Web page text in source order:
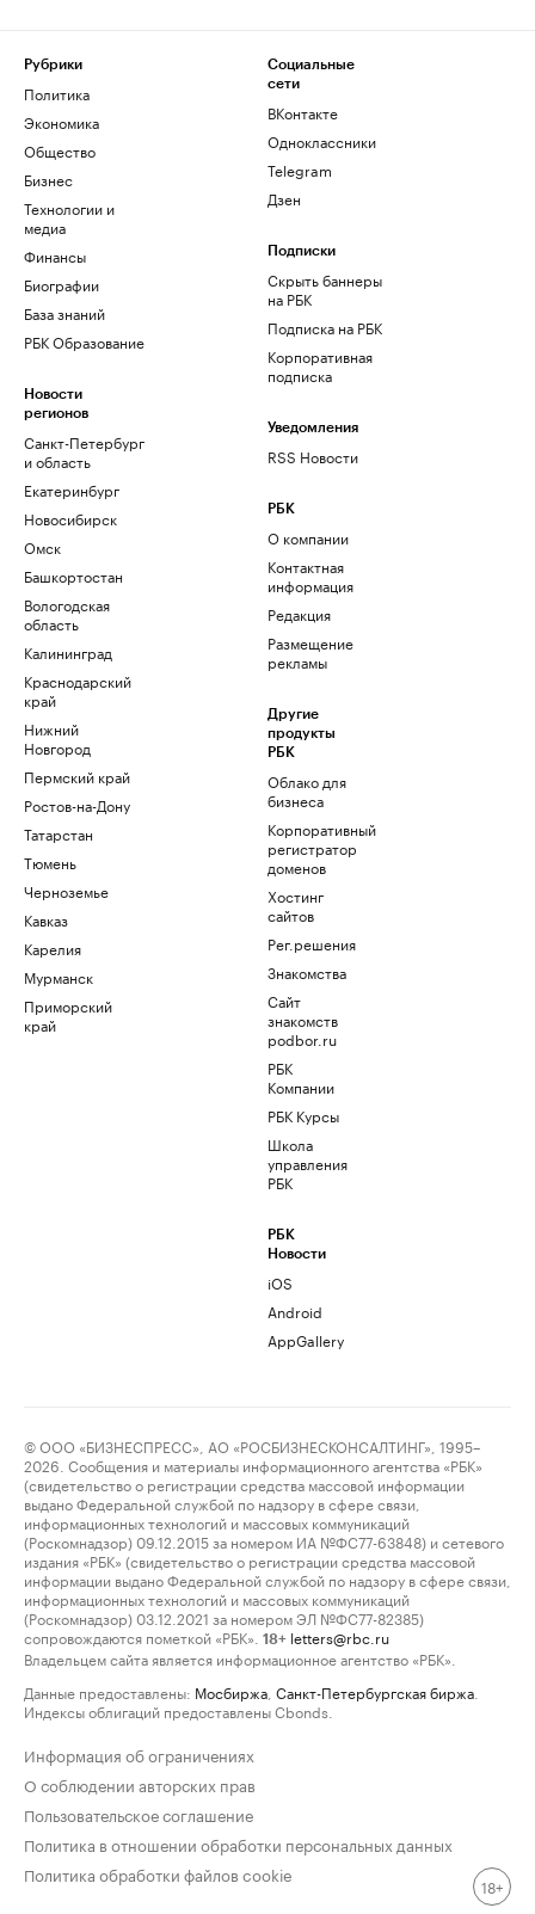
Рубрики
Политика
Экономика
Общество
Бизнес
Технологии и
медиа
Финансы
Биографии
База знаний
РБК Образование
Новости
регионов
Санкт-Петербург
и область
Екатеринбург
Новосибирск
Омск
Башкортостан
Вологодская
область
Калининград
Краснодарский
край
Нижний
Новгород
Пермский край
Ростов-на-Дону
Татарстан
Тюмень
Черноземье
Кавказ
Карелия
Мурманск
Приморский
край
Социальные
сети
ВКонтакте
Одноклассники
Telegram
Дзен
Подписки
Скрыть баннеры
на РБК
Подписка на РБК
Корпоративная
подписка
Уведомления
RSS Новости
РБК
О компании
Контактная
информация
Редакция
Размещение
рекламы
Другие
продукты
РБК
Облако для
бизнеса
Корпоративный
регистратор
доменов
Хостинг
сайтов
Рег.решения
Знакомства
Сайт
знакомств
podbor.ru
РБК
Компании
РБК Курсы
Школа
управления
РБК
РБК
Новости
iOS
Android
AppGallery
© ООО «БИЗНЕСПРЕСС», АО «РОСБИЗНЕСКОНСАЛТИНГ», 1995–
2026. Сообщения и материалы информационного агентства «РБК»
(свидетельство о регистрации средства массовой информации
выдано Федеральной службой по надзору в сфере связи,
информационных технологий и массовых коммуникаций
(Роскомнадзор) 09.12.2015 за номером ИА №ФС77-63848) и сетевого
издания «РБК» (свидетельство о регистрации средства массовой
информации выдано Федеральной службой по надзору в сфере связи,
информационных технологий и массовых коммуникаций
(Роскомнадзор) 03.12.2021 за номером ЭЛ №ФС77-82385)
сопровождаются пометкой «РБК».
18+ letters@rbc.ru
Владельцем сайта является информационное агентство «РБК».
Данные предоставлены: Мосбиржа Санкт-Петербургская биржа
Индексы облигаций предоставлены Cbonds.
Информация об ограничениях
О соблюдении авторских прав
Пользовательское соглашение
Политика в отношении обработки персональных данных
Политика обработки файлов cookie
18+